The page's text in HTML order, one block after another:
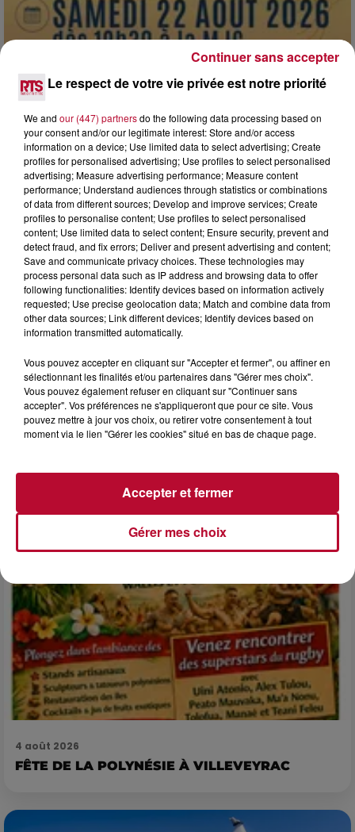
7 août 2026
DINER CONCERT À LA MJC DE MARSEILLAN
6 août 2026
NÎMES : « LE RÊVE DU GLADIATEUR » INVESTIT
LES ARÈNES CES 3...
du gladiateur » revient illuminer l'amphithéâtre romain les 6,
7 et 8 août. Une fresque nocturne...
4 août 2026
FÊTE DE LA POLYNÉSIE À VILLEVEYRAC
Le respect de votre vie privée est notre priorité
We and our (447) partnersdo the following data processing based on
your consent and/or our legitimate interest: Store and/or access
information on a device; Use limited data to select advertising; Create
profiles for personalised advertising; Use profiles to select personalised
advertising; Measure advertising performance; Measure content
performance; Understand audiences through statistics or combinations
of data from different sources; Develop and improve services; Create
profiles to personalise content; Use profiles to select personalised
content; Use limited data to select content; Ensure security, prevent and
detect fraud, and fix errors; Deliver and present advertising and content;
Save and communicate privacy choices. These technologies may
process personal data such as IP address and browsing data to offer
following functionalities: Identify devices based on information actively
requested; Use precise geolocation data; Match and combine data from
other data sources; Link different devices; Identify devices based on
information transmitted automatically.
Vous pouvez accepter en cliquant sur "Accepter et fermer", ou affiner en
sélectionnant les finalités et/ou partenaires dans "Gérer mes choix".
Vous pouvez également refuser en cliquant sur "Continuer sans
accepter". Vos préférences ne s'appliqueront que pour ce site. Vous
pouvez mettre à jour vos choix, ou retirer votre consentement à tout
moment via le lien "Gérer les cookies" situé en bas de chaque page.
Gérer mes choix
Accepter et fermer
Continuer sans accepter